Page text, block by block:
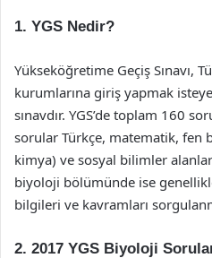
1. YGS Nedir?
Yükseköğretime Geçiş Sınavı,
kurumlarına giriş yapmak
sınavdır. YGS’de toplam 160
sorular Türkçe, matematik, fen
kimya) ve sosyal bilimler
biyoloji bölümünde ise
bilgileri ve kavramları
2. 2017 YGS Biyoloji